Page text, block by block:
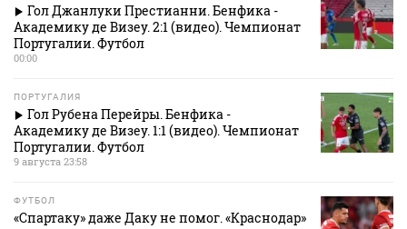
Гол Джанлуки Престианни. Бенфика -
Академику де Визеу. 2:1 (видео). Чемпионат
Португалии. Футбол
00:00
ПОРТУГАЛИЯ
Гол Рубена Перейры. Бенфика -
Академику де Визеу. 1:1 (видео). Чемпионат
Португалии. Футбол
9 августа 23:58
ФУТБОЛ
«Спартаку» даже Даку не помог. «Краснодар»